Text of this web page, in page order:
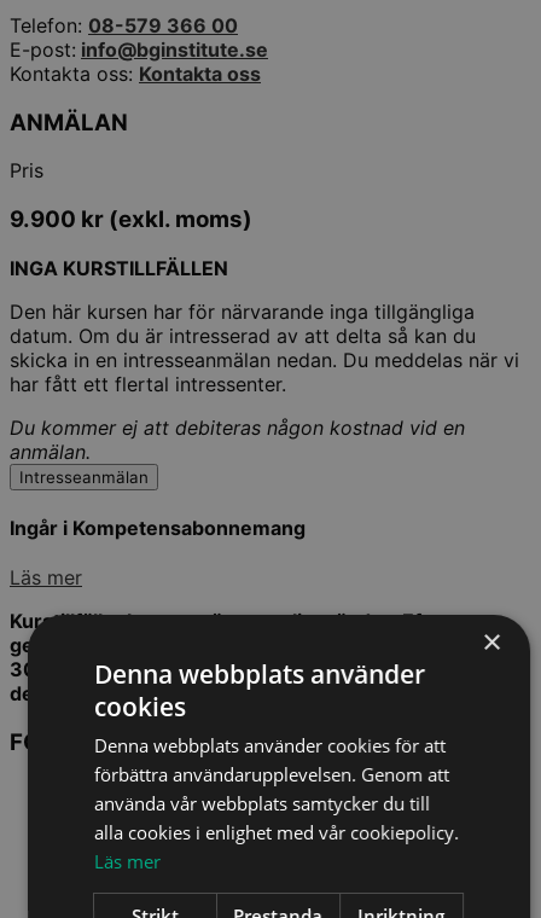
Telefon: 08-579 366 00
E-post: info@bginstitute.se
Kontakta oss: Kontakta oss
ANMÄLAN
Pris
9.900 kr (exkl. moms)
INGA KURSTILLFÄLLEN
Den här kursen har för närvarande inga tillgängliga
datum. Om du är intresserad av att delta så kan du
skicka in en intresseanmälan nedan. Du meddelas när vi
har fått ett flertal intressenter.
Du kommer ej att debiteras någon kostnad vid en
anmälan.
Intresseanmälan
Ingår i Kompetensabonnemang
Läs mer
Kurstillfället kommer även att livesändas. Efter
genomförd kurs har du tillgång till en inspelad version i
30 dagar. Du behöver således inte vara på plats för att
delta och kan även delta i efterhand.
FÖRELÄSARE
×
Denna webbplats använder
cookies
Denna webbplats använder cookies för att
förbättra användarupplevelsen. Genom att
använda vår webbplats samtycker du till
alla cookies i enlighet med vår cookiepolicy.
Läs mer